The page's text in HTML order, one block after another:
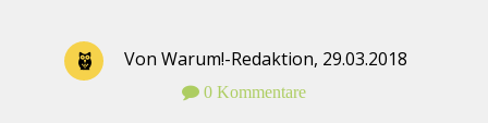
Von Warum!-Redaktion, 29.03.2018
0 Kommentare